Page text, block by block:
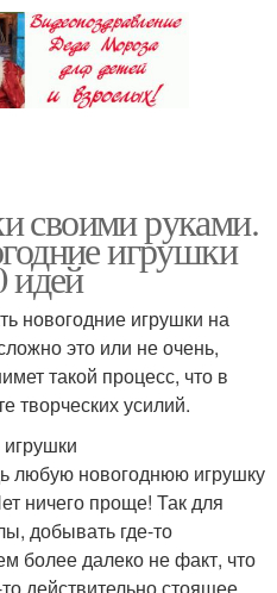
своими руками.
игрушки
идей
новогодние игрушки на
это или не очень,
такой процесс, что в
творческих усилий.
любую новогоднюю игрушку
ничего проще! Так для
добывать где-то
более далеко не факт, что